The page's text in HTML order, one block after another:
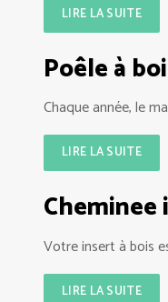
LIRE LA SUITE
Poêle à
Chaque année, le
LIRE LA SUITE
Votre insert à bois
LIRE LA SUITE